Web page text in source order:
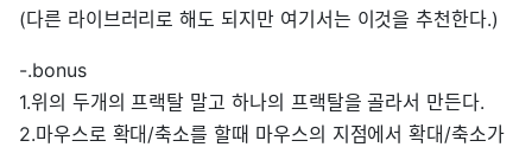
(다른 라이브러리로 해도 되지만 여기서는 이것을 추천한다.)
-.bonus
1.위의 두개의 프랙탈 말고 하나의 프랙탈을 골라서 만든다.
2.마우스로 확대/축소를 할때 마우스의 지점에서 확대/축소가